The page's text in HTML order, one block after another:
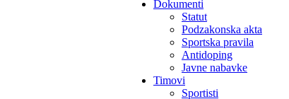
Dokumenti
Statut
Podzakonska akta
Sportska pravila
Antidoping
Javne nabavke
Timovi
Sportisti